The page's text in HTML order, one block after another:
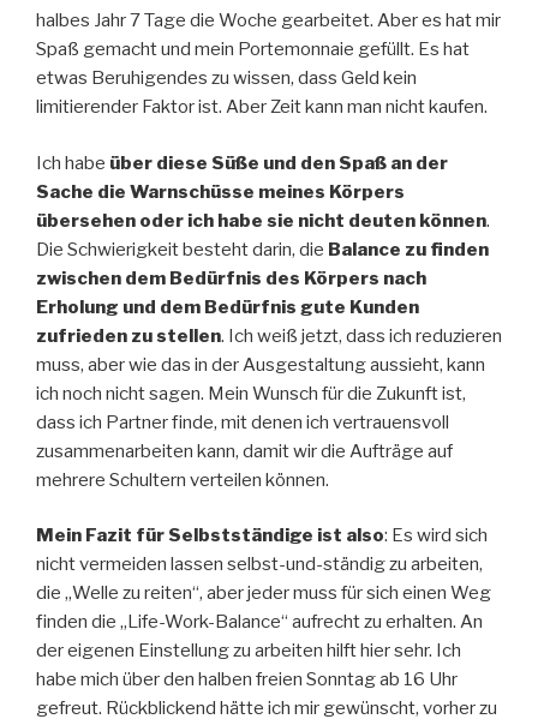
halbes Jahr 7 Tage die Woche gearbeitet. Aber es hat mir
Spaß gemacht und mein Portemonnaie gefüllt. Es hat
etwas Beruhigendes zu wissen, dass Geld kein
limitierender Faktor ist. Aber Zeit kann man nicht kaufen.
Ich habe über diese Süße und den Spaß an der
Sache die Warnschüsse meines Körpers
übersehen oder ich habe sie nicht deuten können.
Die Schwierigkeit besteht darin, die Balance zu finden
zwischen dem Bedürfnis des Körpers nach
Erholung und dem Bedürfnis gute Kunden
zufrieden zu stellen. Ich weiß jetzt, dass ich reduzieren
muss, aber wie das in der Ausgestaltung aussieht, kann
ich noch nicht sagen. Mein Wunsch für die Zukunft ist,
dass ich Partner finde, mit denen ich vertrauensvoll
zusammenarbeiten kann, damit wir die Aufträge auf
mehrere Schultern verteilen können.
Mein Fazit für Selbstständige ist also: Es wird sich
nicht vermeiden lassen selbst-und-ständig zu arbeiten,
die „Welle zu reiten“, aber jeder muss für sich einen Weg
finden die „Life-Work-Balance“ aufrecht zu erhalten. An
der eigenen Einstellung zu arbeiten hilft hier sehr. Ich
habe mich über den halben freien Sonntag ab 16 Uhr
gefreut. Rückblickend hätte ich mir gewünscht, vorher zu